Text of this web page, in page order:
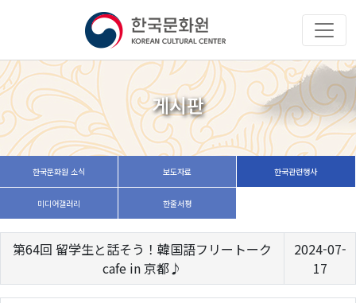
게시판
한국문화원 소식 보도자료 한국관련행사
미디어갤러리 한줄서평
第64回 留学生と話そう！韓国語フリートーク
cafe in 京都♪
2024-07-
17